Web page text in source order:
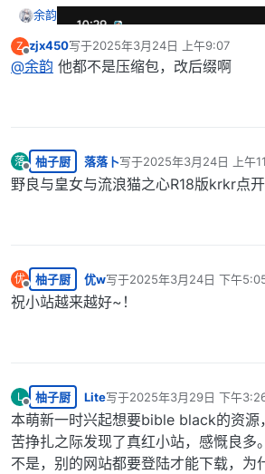
余韵
Z
离线
zjx450写于2025年3月24日 上午9:07
最后由 编辑
@余韵 他都不是压缩包，改后缀啊
落
离线
柚子厨 落落卜写于2025年3月24日 上午
最后由 落落卜 编辑2025年
野良与皇女与流浪猫之心R18版krkr点
优
离线
柚子厨 优w写于2025年3月24日 下午
最后由 编辑
祝小站越来越好~！
L
离线
柚子厨 Lite写于2025年3月29日 下午
最后由 编辑
本萌新一时兴起想要bible black的资源
苦挣扎之际发现了真红小站，感慨良多。
不是，别的网站都要登陆才能下载，为